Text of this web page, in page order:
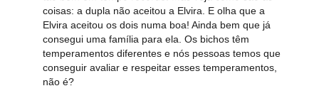
coisas: a dupla não aceitou a Elvira. E olha que a
Elvira aceitou os dois numa boa! Ainda bem que já
consegui uma família para ela. Os bichos têm
temperamentos diferentes e nós pessoas temos que
conseguir avaliar e respeitar esses temperamentos,
não é?